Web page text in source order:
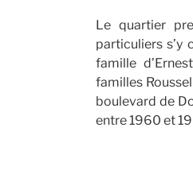
Le quartier
particuliers s’y
famille
familles
boulevard de
entre 1960 et